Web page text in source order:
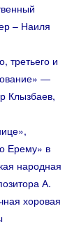
– Наиля
третьего и
—
Клызбаев,
Ерему» в
народная
А.
хоровая